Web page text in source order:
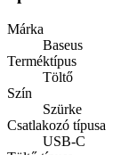
Márka
Baseus
Terméktípus
Töltő
Szín
Szürke
Csatlakozó típusa
USB-C